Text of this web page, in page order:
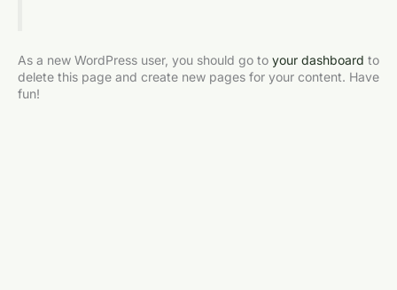
As a new WordPress user, you should go to your dashboard to
delete this page and create new pages for your content. Have
fun!